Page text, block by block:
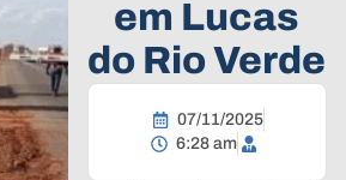
em Lucas
do Rio Verde
07/11/2025
6:28 am